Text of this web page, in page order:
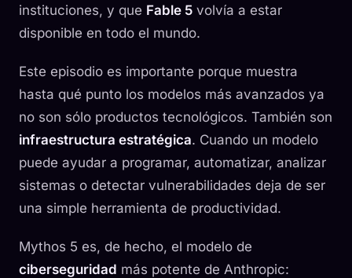
instituciones, y que Fable 5 volvía a estar
disponible en todo el mundo.
Este episodio es importante porque muestra
hasta qué punto los modelos más avanzados ya
no son sólo productos tecnológicos. También son
infraestructura estratégica. Cuando un modelo
puede ayudar a programar, automatizar, analizar
sistemas o detectar vulnerabilidades deja de ser
una simple herramienta de productividad.
Mythos 5 es, de hecho, el modelo de
ciberseguridad más potente de Anthropic: